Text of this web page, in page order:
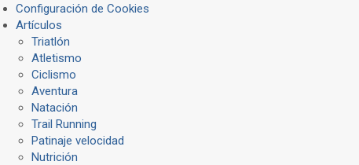
Configuración de Cookies
Artículos
Triatlón
Atletismo
Ciclismo
Aventura
Natación
Trail Running
Patinaje velocidad
Nutrición